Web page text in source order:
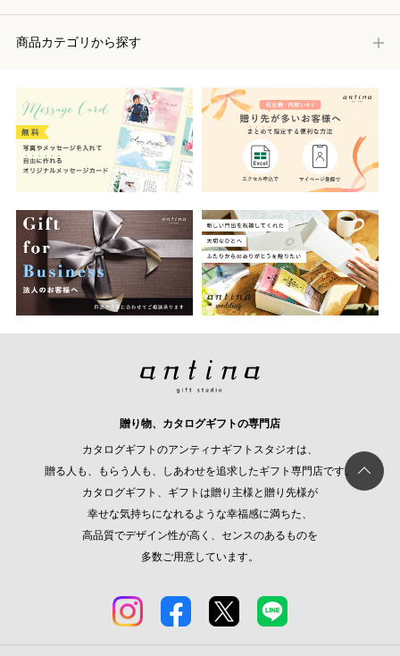
商品カテゴリから探す
贈り物、カタログギフトの専門店
カタログギフトのアンティナギフトスタジオは、
贈る人も、もらう人も、しあわせを追求したギフト専門店です。
カタログギフト、ギフトは贈り主様と贈り先様が
幸せな気持ちになれるような幸福感に満ちた、
高品質でデザイン性が高く、センスのあるものを
多数ご用意しています。